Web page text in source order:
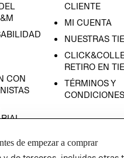
CON
CLIENTE
MI CUENTA
NUESTRAS
RETIRO EN
TÉRMINOS Y
CONDICIONES
de empezar a comprar